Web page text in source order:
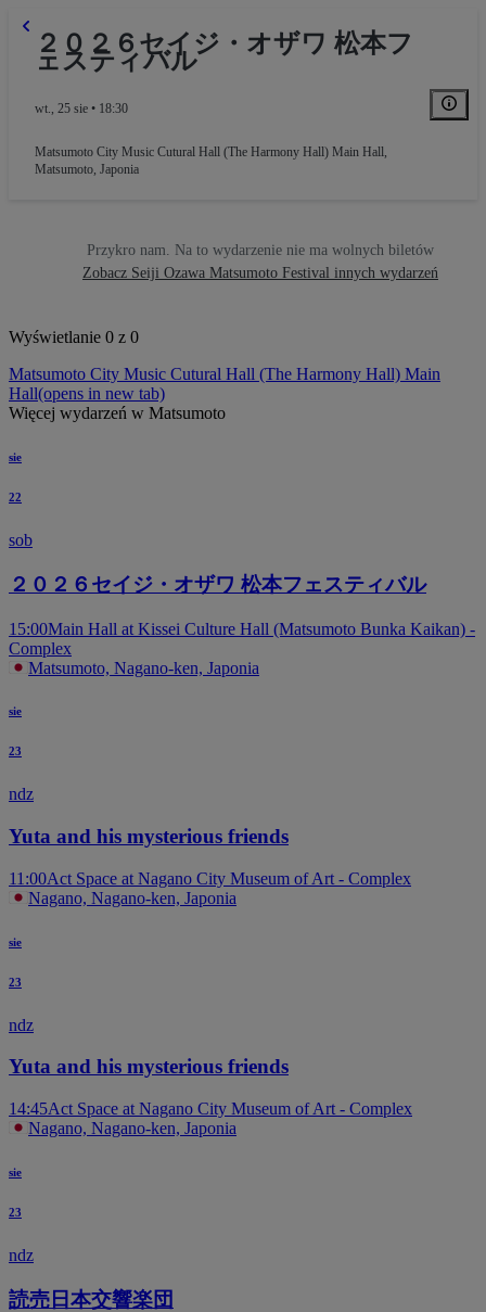
２０２６セイジ・オザワ 松本フ
ェスティバル
wt., 25 sie • 18:30
Matsumoto City Music Cutural Hall (The Harmony Hall) Main Hall,
Matsumoto, Japonia
Przykro nam. Na to wydarzenie nie ma wolnych biletów
Zobacz Seiji Ozawa Matsumoto Festival innych wydarzeń
Wyświetlanie 0 z 0
Matsumoto City Music Cutural Hall (The Harmony Hall) Main
Hall(opens in new tab)
Więcej wydarzeń w Matsumoto
sie
22
sob
２０２６セイジ・オザワ 松本フェスティバル
15:00Main Hall at Kissei Culture Hall (Matsumoto Bunka Kaikan) -
Complex
Matsumoto, Nagano-ken, Japonia
sie
23
ndz
Yuta and his mysterious friends
11:00Act Space at Nagano City Museum of Art - Complex
Nagano, Nagano-ken, Japonia
sie
23
ndz
Yuta and his mysterious friends
14:45Act Space at Nagano City Museum of Art - Complex
Nagano, Nagano-ken, Japonia
sie
23
ndz
読売日本交響楽団